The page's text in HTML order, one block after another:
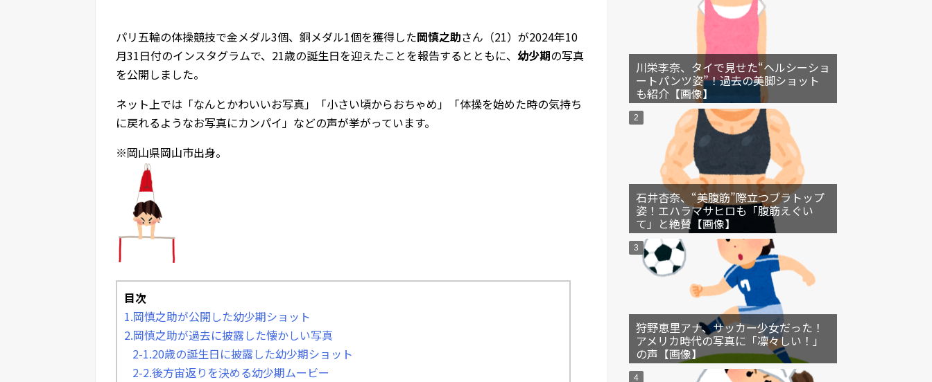
パリ五輪の体操競技で金メダル3個、銅メダル1個を獲得した岡慎之助さん（21）が2024年10
月31日付のインスタグラムで、21歳の誕生日を迎えたことを報告するとともに、 幼少期の写真
を公開しました。
ネット上では「なんとかわいいお写真」「小さい頃からおちゃめ」「体操を始めた時の気持ち
に戻れるようなお写真にカンパイ」などの声が挙がっています。
※岡山県岡山市出身。
目次
1.岡慎之助が公開した幼少期ショット
2.岡慎之助が過去に披露した懐かしい写真
2-1.20歳の誕生日に披露した幼少期ショット
2-2.後方宙返りを決める幼少期ムービー
川栄李奈、タイで見せた“ヘルシーショ
ートパンツ姿”！過去の美脚ショット
も紹介【画像】
石井杏奈、“美腹筋”際立つブラトップ
姿！エハラマサヒロも「腹筋えぐい
て」と絶賛【画像】
狩野恵里アナ、サッカー少女だった！
アメリカ時代の写真に「凛々しい！」
の声【画像】